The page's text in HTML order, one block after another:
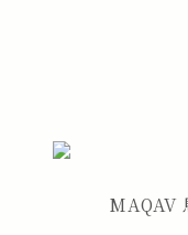
MAQAV